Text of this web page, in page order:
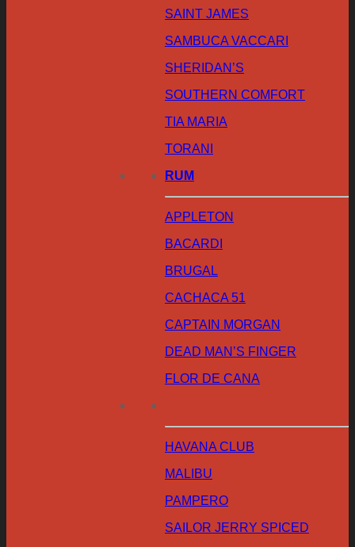
SAINT JAMES
SAMBUCA VACCARI
SHERIDAN’S
SOUTHERN COMFORT
TIA MARIA
TORANI
RUM
APPLETON
BACARDI
BRUGAL
CACHACA 51
CAPTAIN MORGAN
DEAD MAN’S FINGER
FLOR DE CANA
HAVANA CLUB
MALIBU
PAMPERO
SAILOR JERRY SPICED